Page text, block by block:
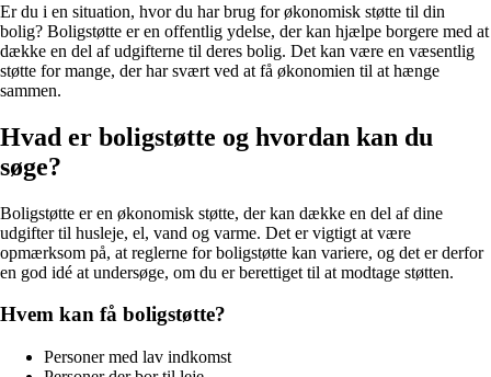
Er du i en situation, hvor du har brug for økonomisk støtte til din
bolig? Boligstøtte er en offentlig ydelse, der kan hjælpe borgere med at
dække en del af udgifterne til deres bolig. Det kan være en væsentlig
støtte for mange, der har svært ved at få økonomien til at hænge
sammen.
Hvad er boligstøtte og hvordan kan du
søge?
Boligstøtte er en økonomisk støtte, der kan dække en del af dine
udgifter til husleje, el, vand og varme. Det er vigtigt at være
opmærksom på, at reglerne for boligstøtte kan variere, og det er derfor
en god idé at undersøge, om du er berettiget til at modtage støtten.
Hvem kan få boligstøtte?
Personer med lav indkomst